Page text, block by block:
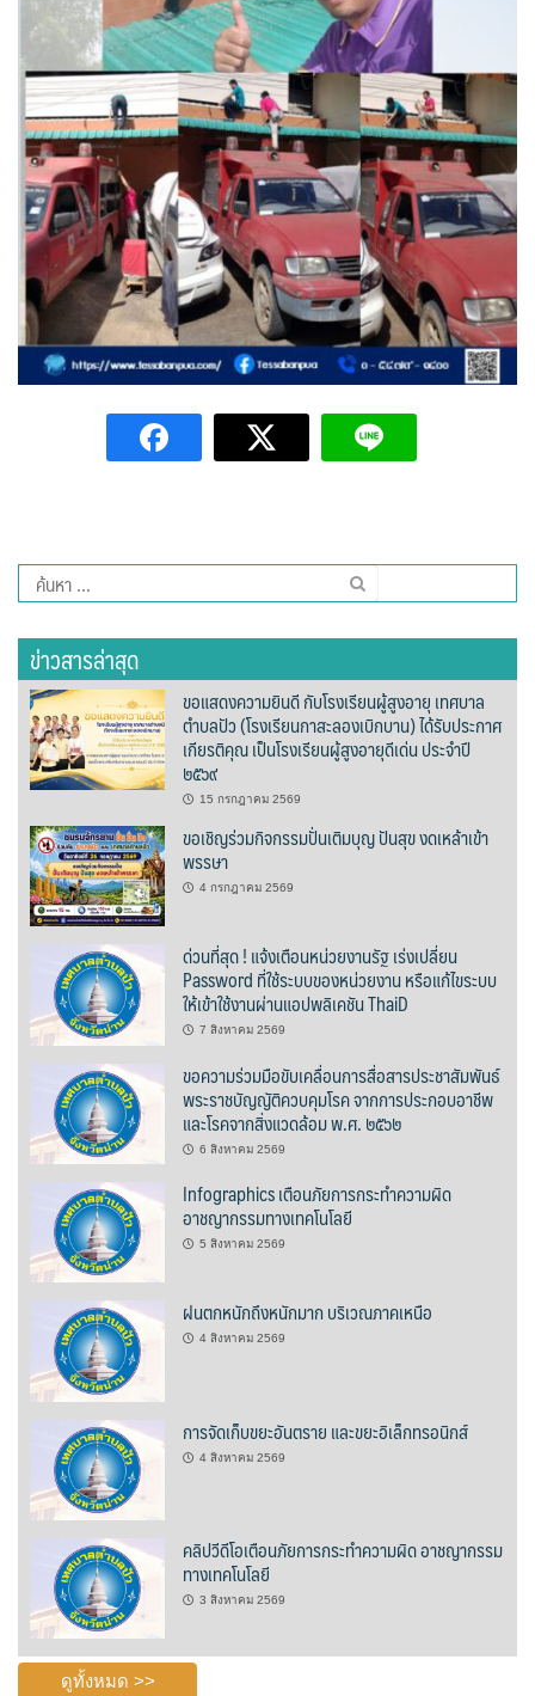
ที่พัก
Amante Baristro Hotel & Cafe’ @Pua
C View Home
Deply
Go Hight ‘O Village
HOMU Villa
Montha Residence
Shanti – Retreat
ชมพูภูคารีสอร์ท
ต้นแหลงโฮมสเตย์
ตูบฮิมโต้งโฮมสเตย์
นครน่านอพาร์ทเม้น
นาต้นบัวโฮมสเตย์
น่านปัว รีสอร์ท
นาเหล่า เก๊าสลี โฮมสเตย์
นาไผ่ปัววิว
บวกบัววิวรีสอร์ท
บ้านกังหัน @ ปัวคอทเทจ
บ้านต้นคูณ
บ้านนาโฮมสเตย์
บ้านปัว ปลายนา
บ้านพักชมดอย
บ้านยลญภา
บ้านริมทุ่งรีสอร์ท
บ้านสวนศรีสุขโฮมสเตย์
บ้านฮิมนาปัว
บ้านไม้ปลายนา
ค้นหา
สำหรับ:
ข่าวสารล่าสุด
ขอแสดงความยินดี กับโรงเรียนผู้สูงอายุ เทศบาล
ตำบลปัว (โรงเรียนกาสะลองเบิกบาน) ได้รับประกาศ
เกียรติคุณ เป็นโรงเรียนผู้สูงอายุดีเด่น ประจำปี
๒๕๖๙
15 กรกฎาคม 2569
ขอเชิญร่วมกิจกรรมปั่นเติมบุญ ปันสุข งดเหล้าเข้า
พรรษา
4 กรกฎาคม 2569
ด่วนที่สุด ! แจ้งเตือนหน่วยงานรัฐ เร่งเปลี่ยน
Password ที่ใช้ระบบของหน่วยงาน หรือแก้ไขระบบ
ให้เข้าใช้งานผ่านแอปพลิเคชัน ThaiD
7 สิงหาคม 2569
ขอความร่วมมือขับเคลื่อนการสื่อสารประชาสัมพันธ์
พระราชบัญญัติควบคุมโรค จากการประกอบอาชีพ
และโรคจากสิ่งแวดล้อม พ.ศ. ๒๕๖๒
6 สิงหาคม 2569
Infographics เตือนภัยการกระทำความผิด
อาชญากรรมทางเทคโนโลยี
5 สิงหาคม 2569
ฝนตกหนักถึงหนักมาก บริเวณภาคเหนือ
4 สิงหาคม 2569
การจัดเก็บขยะอันตราย และขยะอิเล็กทรอนิกส์
4 สิงหาคม 2569
คลิปวีดีโอเตือนภัยการกระทำความผิด อาชญากรรม
ทางเทคโนโลยี
3 สิงหาคม 2569
ดูทั้งหมด >>